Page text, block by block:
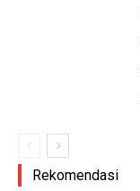
Rekomendasi